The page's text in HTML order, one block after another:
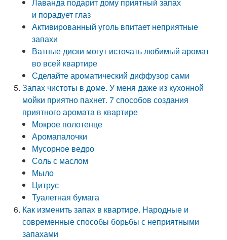
и порадует глаз
Активированный уголь впитает неприятные
запахи
Ватные диски могут источать любимый аромат
во всей квартире
Сделайте ароматический диффузор сами
Запах чистоты в доме. У меня даже из кухонной
мойки приятно пахнет. 7 способов создания
приятного аромата в квартире
Мокрое полотенце
Аромапалочки
Мусорное ведро
Соль с маслом
Мыло
Цитрус
Туалетная бумага
Как изменить запах в квартире. Народные и
современные способы борьбы с неприятными
запахами